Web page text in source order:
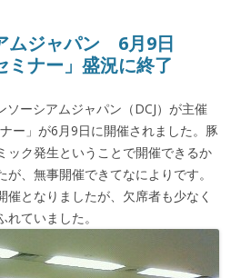
ムジャパン 6月9日
ミナー」盛況に終了
ーシアムジャパン（DCJ）が主催
ー」が6月9日に開催されました。豚
ック発生ということで開催できるか
、無事開催できてなによりです。
となりましたが、欠席者も少なく
ていました。